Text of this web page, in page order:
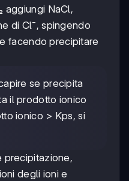
aggiungi NaCl,
di Cl⁻, spingendo
facendo precipitare
se precipita
il prodotto ionico
ionico > Kps, si
precipitazione,
degli ioni e